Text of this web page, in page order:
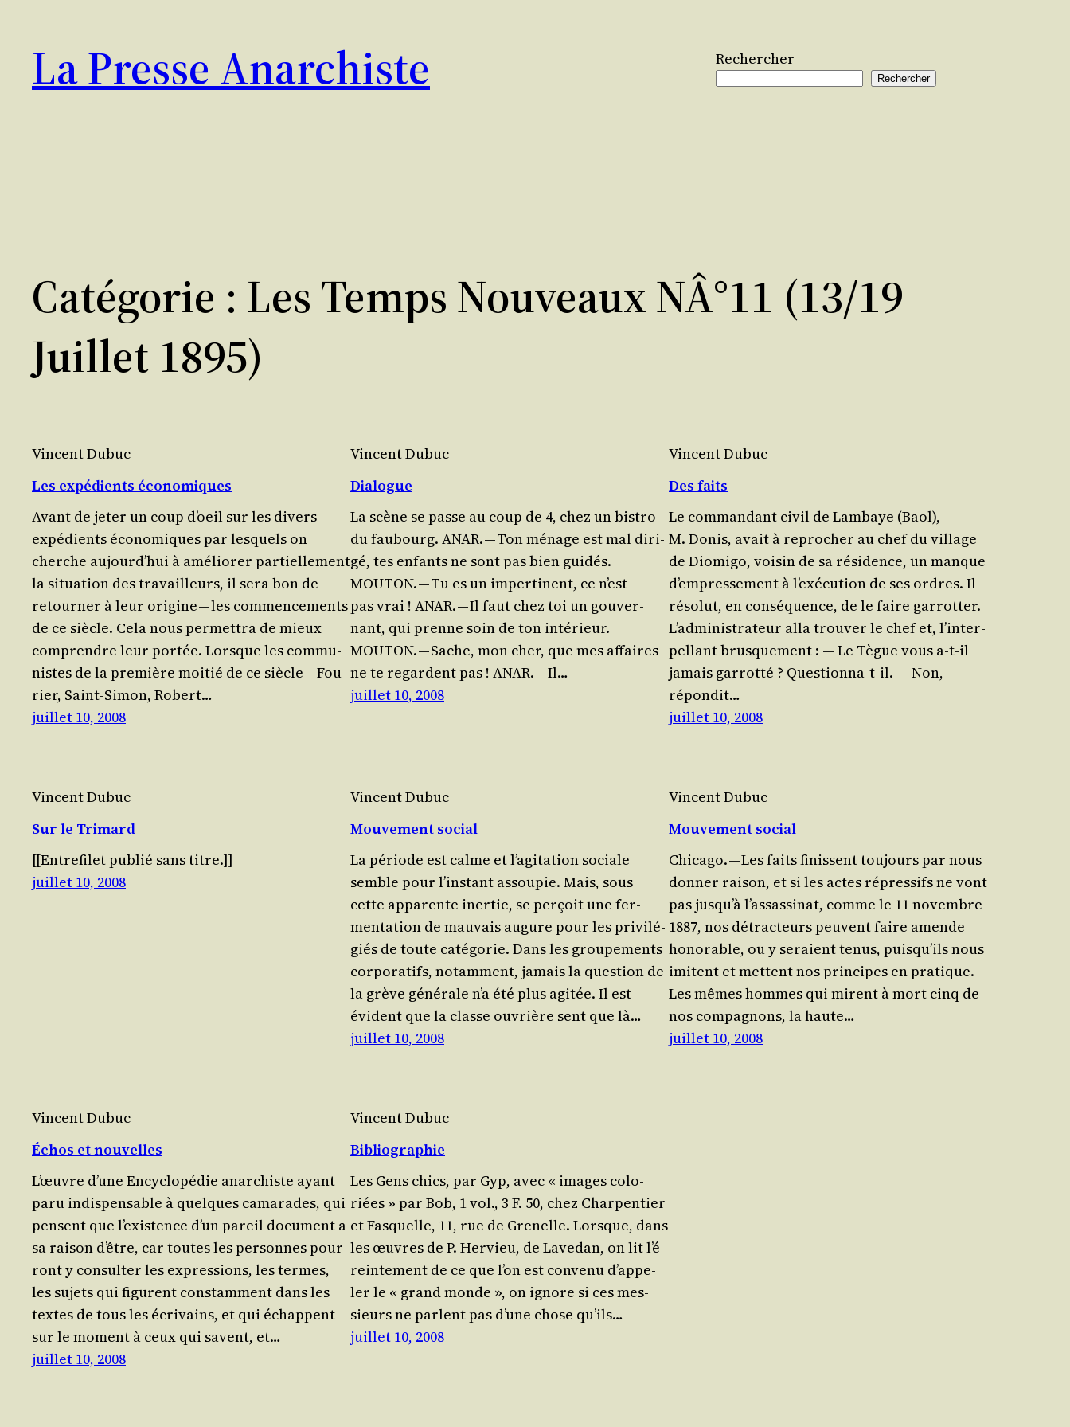
contenu
La Presse Anarchiste Rechercher
Rechercher
Catégorie : Les Temps Nouveaux NÂ°11 (13/19
Juillet 1895)
Vincent Dubuc
Les expédients économiques
Avant de jeter un coup d’oeil sur les divers
expé­dients éco­no­miques par les­quels on
cherche aujourd’­hui à amé­lio­rer par­tiel­le­ment
la situa­tion des tra­vailleurs, il sera bon de
retour­ner à leur ori­gine — les com­men­ce­ments
de ce siècle. Cela nous per­met­tra de mieux
com­prendre leur portée. Lorsque les com­mu­
nistes de la pre­mière moi­tié de ce siècle — Fou­
rier, Saint-Simon, Robert…
juillet 10, 2008
Vincent Dubuc
Dialogue
La scène se passe au coup de 4, chez un bis­tro
du faubourg. ANAR. — Ton ménage est mal diri­
gé, tes enfants ne sont pas bien guidés.
MOUTON. — Tu es un imper­ti­nent, ce n’est
pas vrai ! ANAR. — Il faut chez toi un gou­ver­
nant, qui prenne soin de ton intérieur.
MOUTON. — Sache, mon cher, que mes affaires
ne te regardent pas ! ANAR. — Il…
juillet 10, 2008
Vincent Dubuc
Des faits
Le com­man­dant civil de Lam­baye (Baol),
M. Donis, avait à repro­cher au chef du vil­lage
de Dio­mi­go, voi­sin de sa rési­dence, un manque
d’empressement à l’exé­cu­tion de ses ordres. Il
réso­lut, en consé­quence, de le faire garrotter.
L’ad­mi­nis­tra­teur alla trou­ver le chef et, l’in­ter­
pel­lant brusquement : — Le Tègue vous a‑t-il
jamais gar­rot­té ? Questionna-t-il. — Non,
répon­dit…
juillet 10, 2008
Vincent Dubuc
Sur le Trimard
[[Entre­fi­let publié sans titre.]]
juillet 10, 2008
Vincent Dubuc
Mouvement social
La période est calme et l’a­gi­ta­tion sociale
semble pour l’ins­tant assou­pie. Mais, sous
cette appa­rente iner­tie, se per­çoit une fer­
men­ta­tion de mau­vais augure pour les pri­vi­lé­
giés de toute caté­go­rie. Dans les grou­pe­ments
cor­po­ra­tifs, notam­ment, jamais la ques­tion de
la grève géné­rale n’a été plus agi­tée. Il est
évident que la classe ouvrière sent que là…
juillet 10, 2008
Vincent Dubuc
Mouvement social
Chi­ca­go. — Les faits finissent tou­jours par nous
don­ner rai­son, et si les actes répres­sifs ne vont
pas jus­qu’à l’as­sas­si­nat, comme le 11 novembre
1887, nos détrac­teurs peuvent faire amende
hono­rable, ou y seraient tenus, puis­qu’ils nous
imitent et mettent nos prin­cipes en pra­tique.
Les mêmes hommes qui mirent à mort cinq de
nos com­pa­gnons, la haute…
juillet 10, 2008
Vincent Dubuc
Échos et nouvelles
L’œuvre d’une Ency­clo­pé­die anar­chiste ayant
paru indis­pen­sable à quelques cama­rades, qui
pensent que l’exis­tence d’un pareil docu­ment a
sa rai­son d’être, car toutes les per­sonnes pour­
ront y consul­ter les expres­sions, les termes,
les sujets qui figurent constam­ment dans les
textes de tous les écri­vains, et qui échappent
sur le moment à ceux qui savent, et…
juillet 10, 2008
Vincent Dubuc
Bibliographie
Les Gens chics, par Gyp, avec « images colo­
riées » par Bob, 1 vol., 3 F. 50, chez Char­pen­tier
et Fas­quelle, 11, rue de Grenelle. Lorsque, dans
les œuvres de P. Her­vieu, de Lave­dan, on lit l’é­
rein­te­ment de ce que l’on est conve­nu d’ap­pe­
ler le « grand monde », on ignore si ces mes­
sieurs ne parlent pas d’une chose qu’ils…
juillet 10, 2008